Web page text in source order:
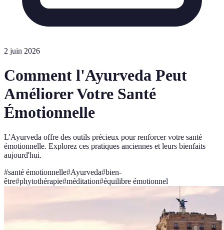
2 juin 2026
Comment l'Ayurveda Peut
Améliorer Votre Santé
Émotionnelle
L'Ayurveda offre des outils précieux pour renforcer votre santé
émotionnelle. Explorez ces pratiques anciennes et leurs bienfaits
aujourd'hui.
#santé émotionnelle#Ayurveda#bien-
être#phytothérapie#méditation#équilibre émotionnel